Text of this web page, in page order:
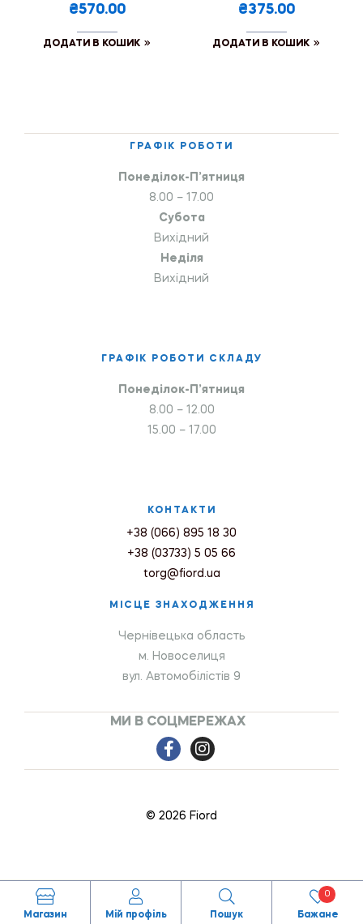
₴570.00
ДОДАТИ В КОШИК
₴375.00
ДОДАТИ В КОШИК
ГРАФІК РОБОТИ
Понеділок-П’ятниця
8.00 – 17.00
Субота
Вихідний
Неділя
Вихідний
ГРАФІК РОБОТИ СКЛАДУ
Понеділок-П’ятниця
8.00 – 12.00
15.00 – 17.00
КОНТАКТИ
+38 (066) 895 18 30
+38 (03733) 5 05 66
torg@fiord.ua
МІСЦЕ ЗНАХОДЖЕННЯ
Чернівецька область
м. Новоселиця
вул. Автомобілістів 9
МИ В СОЦМЕРЕЖАХ
© 2026 Fiord
Магазин Мій профіль Пошук Бажане
0